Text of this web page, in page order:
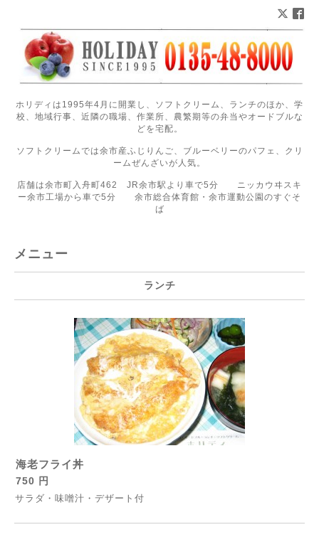
ホリディは1995年4月に開業し、ソフトクリーム、ランチのほか、学
校、地域行事、近隣の職場、作業所、農繁期等の弁当やオードブルな
どを宅配。
ソフトクリームでは余市産ふじりんご、ブルーベリーのパフェ、クリ
ームぜんざいが人気。
店舗は余市町入舟町462 JR余市駅より車で5分 ニッカウヰスキ
ー余市工場から車で5分 余市総合体育館・余市運動公園のすぐそ
ば
メニュー
ランチ
海老フライ丼
750 円
サラダ・味噌汁・デザート付